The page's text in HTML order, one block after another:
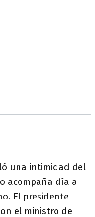
una intimidad del
acompaña día a
El presidente
el ministro de